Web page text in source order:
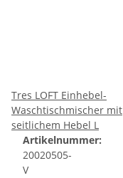
Tres LOFT Einhebel-
Waschtischmischer mit
seitlichem Hebel L
Artikelnummer:
20020505-
V